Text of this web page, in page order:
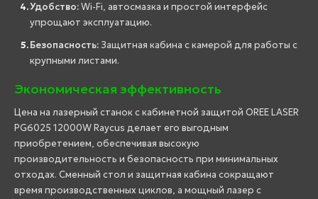
Удобство:Wi-Fi, автосмазка и простой интерфейс
упрощают эксплуатацию.
Безопасность: Защитная кабина с камерой для работы с
крупными листами.
Экономическая эффективность
Цена на лазерный станок с кабинетной защитой OREE LASER
PG6025 12000W Raycus делает его выгодным
приобретением, обеспечивая высокую
производительность и безопасность при минимальных
отходах. Сменный стол и защитная кабина сокращают
время производственных циклов, а мощный лазер с